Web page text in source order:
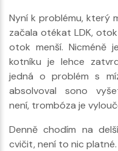
Nyní k problému, který
začala otékat LDK,
otok menší. Nicméně
kotníku je lehce
jedná o problém s
absolvoval sono
není, trombóza je
Denně chodím na
cvičit, není to nic platné.